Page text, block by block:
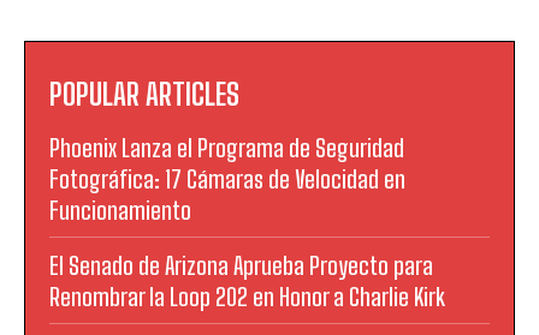
POPULAR ARTICLES
Phoenix Lanza el Programa de Seguridad
Fotográfica: 17 Cámaras de Velocidad en
Funcionamiento
El Senado de Arizona Aprueba Proyecto para
Renombrar la Loop 202 en Honor a Charlie Kirk